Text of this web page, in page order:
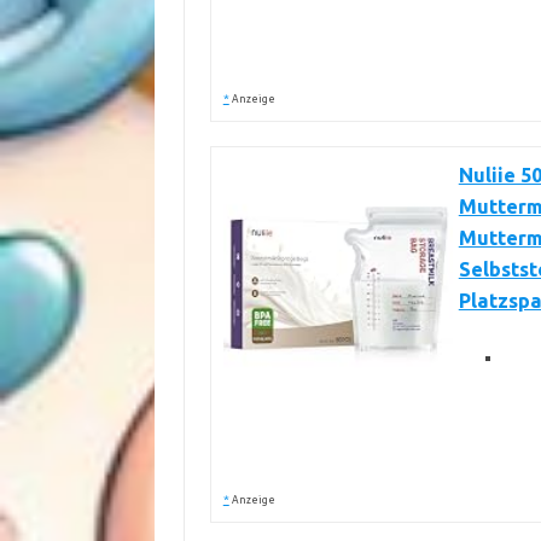
* Anzeige
Nuliie
* Anzeige